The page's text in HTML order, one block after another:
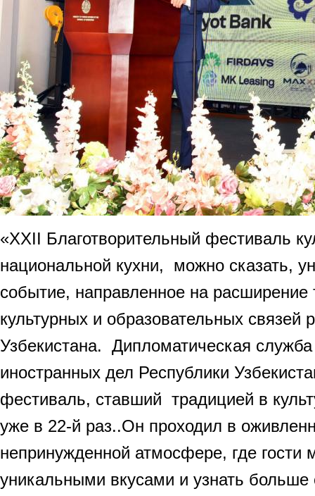
«XXII Благотворительный фестиваль
национальной кухни, можно сказать,
событие, направленное на расширение
культурных и образовательных связей
Узбекистана. Дипломатическая
иностранных дел Республики
фестиваль, ставший традицией в
уже в 22-й раз..Он проходил в
непринужденной атмосфере, где гости
уникальными вкусами и узнать